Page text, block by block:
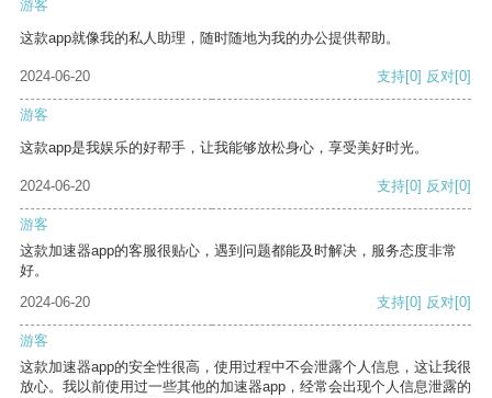
游客
这款app就像我的私人助理，随时随地为我的办公提供帮助。
2024-06-20 支持[0] 反对[0]
游客
这款app是我娱乐的好帮手，让我能够放松身心，享受美好时光。
2024-06-20 支持[0] 反对[0]
游客
这款加速器app的客服很贴心，遇到问题都能及时解决，服务态度非常
好。
2024-06-20
支持[0] 反对[0]
游客
这款加速器app的安全性很高，使用过程中不会泄露个人信息，这让我很
放心。我以前使用过一些其他的加速器app，经常会出现个人信息泄露的